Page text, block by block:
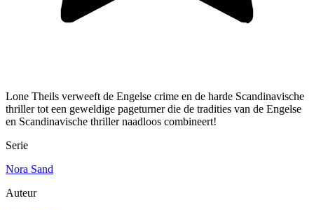
Lone Theils verweeft de Engelse crime en de harde Scandinavische
thriller tot een geweldige pageturner die de tradities van de Engelse
en Scandinavische thriller naadloos combineert!
Serie
Nora Sand
Auteur